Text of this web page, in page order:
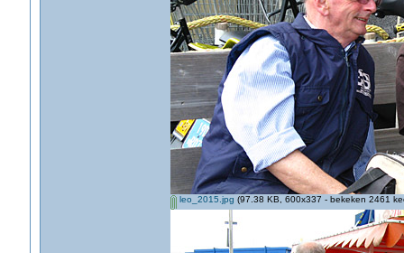
leo_2015.jpg (97.38 KB, 600x337 - bekeken 2461